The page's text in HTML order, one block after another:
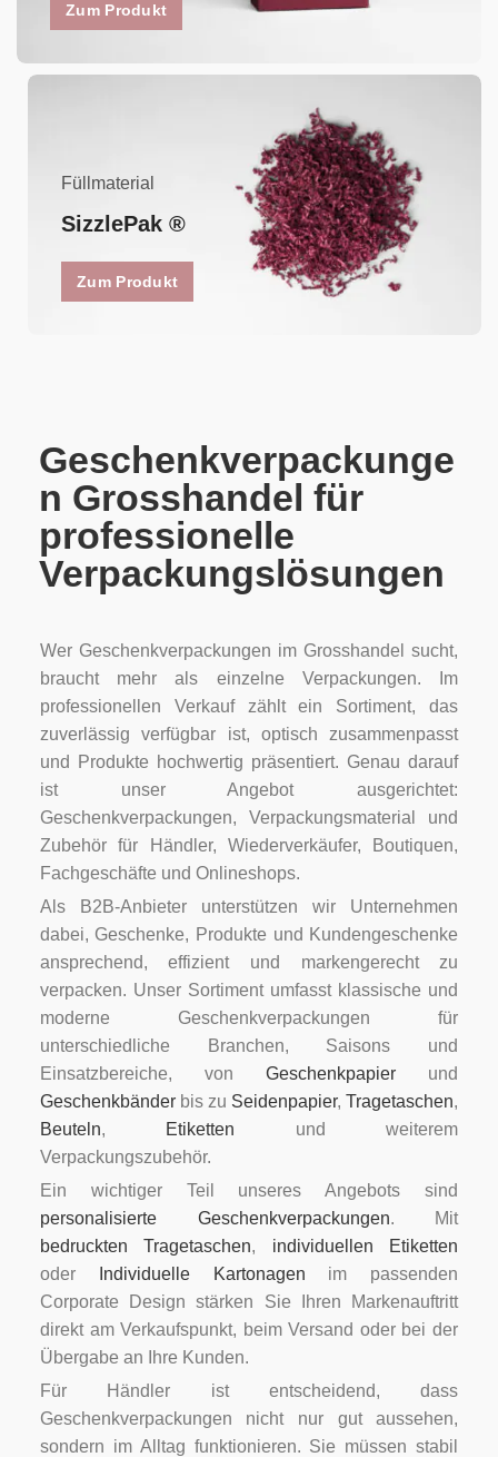
Zum Produkt
Füllmaterial
SizzlePak ®
Zum Produkt
Geschenkverpackunge
n Grosshandel für
professionelle
Verpackungslösungen
Wer Geschenkverpackungen im Grosshandel sucht,
braucht mehr als einzelne Verpackungen. Im
professionellen Verkauf zählt ein Sortiment, das
zuverlässig verfügbar ist, optisch zusammenpasst
und Produkte hochwertig präsentiert. Genau darauf
ist unser Angebot ausgerichtet:
Geschenkverpackungen, Verpackungsmaterial und
Zubehör für Händler, Wiederverkäufer, Boutiquen,
Fachgeschäfte und Onlineshops.
Als B2B-Anbieter unterstützen wir Unternehmen
dabei, Geschenke, Produkte und Kundengeschenke
ansprechend, effizient und markengerecht zu
verpacken. Unser Sortiment umfasst klassische und
moderne Geschenkverpackungen für
unterschiedliche Branchen, Saisons und
Einsatzbereiche, vonGeschenkpapier und
Geschenkbänderbis zu Seidenpapier,Tragetaschen,
Beuteln, Etiketten und weiterem
Verpackungszubehör.
Ein wichtiger Teil unseres Angebots sind
personalisierte Geschenkverpackungen. Mit
bedruckten Tragetaschen, individuellen Etiketten
oder
Individuelle Kartonagen im passenden
Corporate Design stärken Sie Ihren Markenauftritt
direkt am Verkaufspunkt, beim Versand oder bei der
Übergabe an Ihre Kunden.
Für Händler ist entscheidend, dass
Geschenkverpackungen nicht nur gut aussehen,
sondern im Alltag funktionieren. Sie müssen stabil